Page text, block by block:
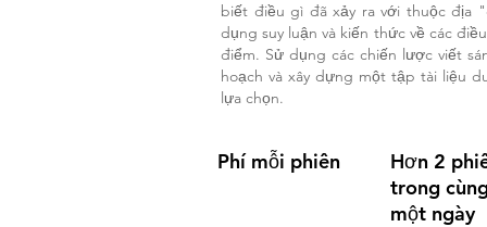
biết điều gì đã xảy ra với thuộc địa
dụng suy luận và kiến thức về các
điểm. Sử dụng các chiến lược viết
hoạch và xây dựng một tập tài liệu
lựa chọn.
Phí mỗi phiên
Hơn 2
trong
một ngày